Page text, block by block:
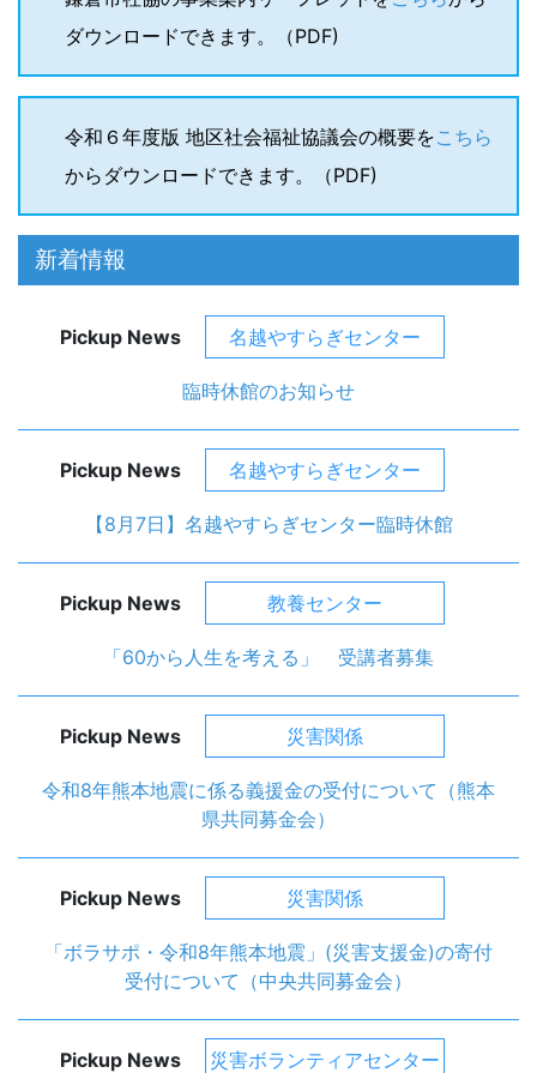
ダウンロードできます。（PDF)
令和６年度版 地区社会福祉協議会の概要をこちら
からダウンロードできます。（PDF)
新着情報
Pickup News 名越やすらぎセンター
臨時休館のお知らせ
Pickup News 名越やすらぎセンター
【8月7日】名越やすらぎセンター臨時休館
Pickup News 教養センター
「60から人生を考える」 受講者募集
Pickup News 災害関係
令和8年熊本地震に係る義援金の受付について（熊本
県共同募金会）
Pickup News 災害関係
「ボラサポ・令和8年熊本地震」(災害支援金)の寄付
受付について（中央共同募金会）
Pickup News 災害ボランティアセンター